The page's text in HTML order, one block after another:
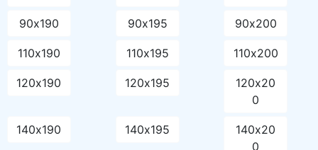
90х190 90х195 90х200
110х190 110х195 110х200
120х190 120х195
120х20
0
140х190 140х195
140х20
0